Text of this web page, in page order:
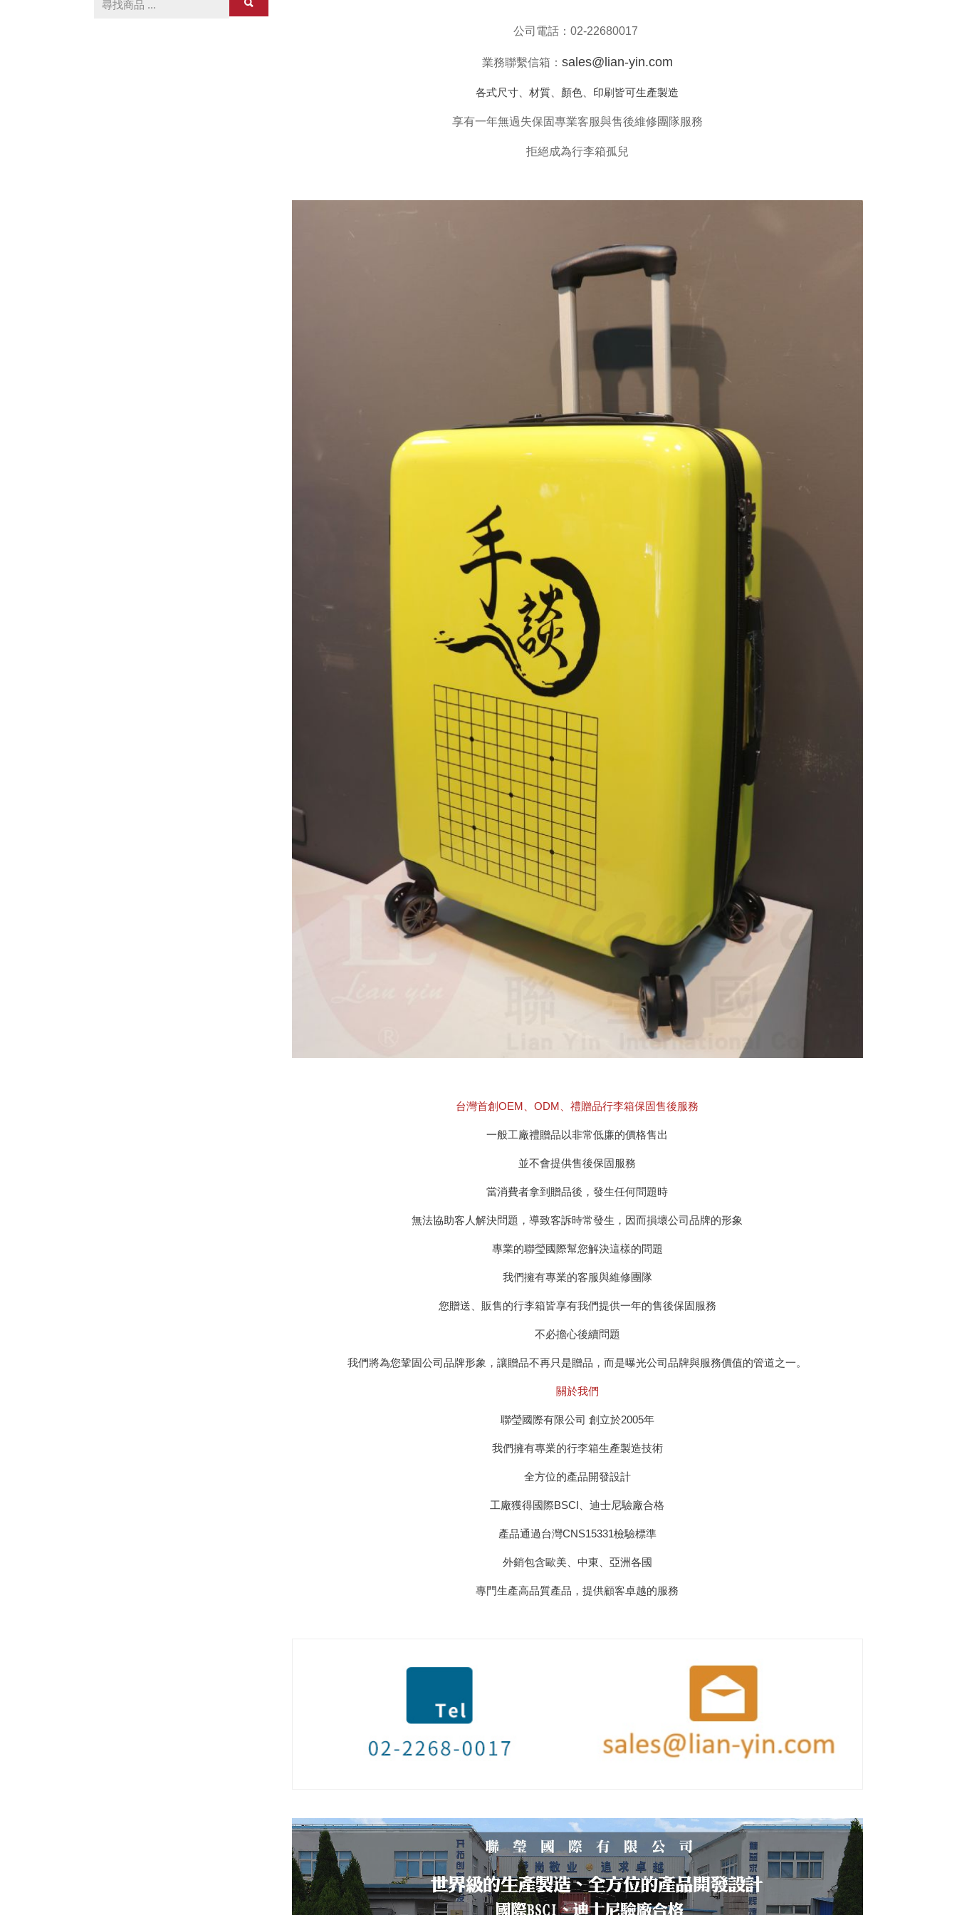
公司電話：02-22680017
業務聯繫信箱： sales@lian-yin.com
各式尺寸、材質、顏色、印刷皆可生產製造
享有一年無過失保固專業客服與售後維修團隊服務
拒絕成為行李箱孤兒
台灣首創OEM、ODM、禮贈品行李箱保固售後服務
一般工廠禮贈品以非常低廉的價格售出
並不會提供售後保固服務
當消費者拿到贈品後，發生任何問題時
無法協助客人解決問題，導致客訴時常發生，因而損壞公司品牌的形象
專業的聯瑩國際幫您解決這樣的問題
我們擁有專業的客服與維修團隊
您贈送、販售的行李箱皆享有我們提供一年的售後保固服務
不必擔心後續問題
我們將為您鞏固公司品牌形象，讓贈品不再只是贈品，而是曝光公司品牌與服務價值的管道之一。
關於我們
聯瑩國際有限公司 創立於2005年
我們擁有專業的行李箱生產製造技術
全方位的產品開發設計
工廠獲得國際BSCI、迪士尼驗廠合格
產品通過台灣CNS15331檢驗標準
外銷包含歐美、中東、亞洲各國
專門生產高品質產品，提供顧客卓越的服務